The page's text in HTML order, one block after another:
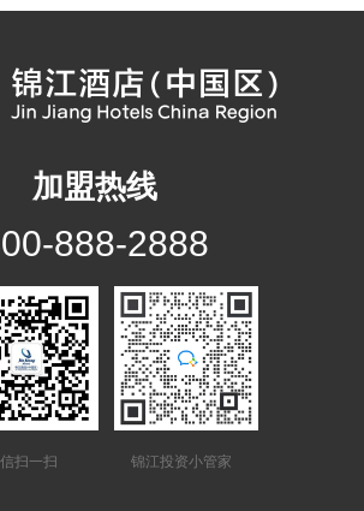
加盟热线
888-2888
扫一扫 锦江投资小管家